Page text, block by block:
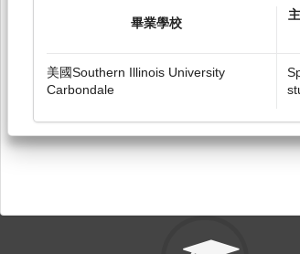
畢業學校
美國Southern Illinois University
Carbondale